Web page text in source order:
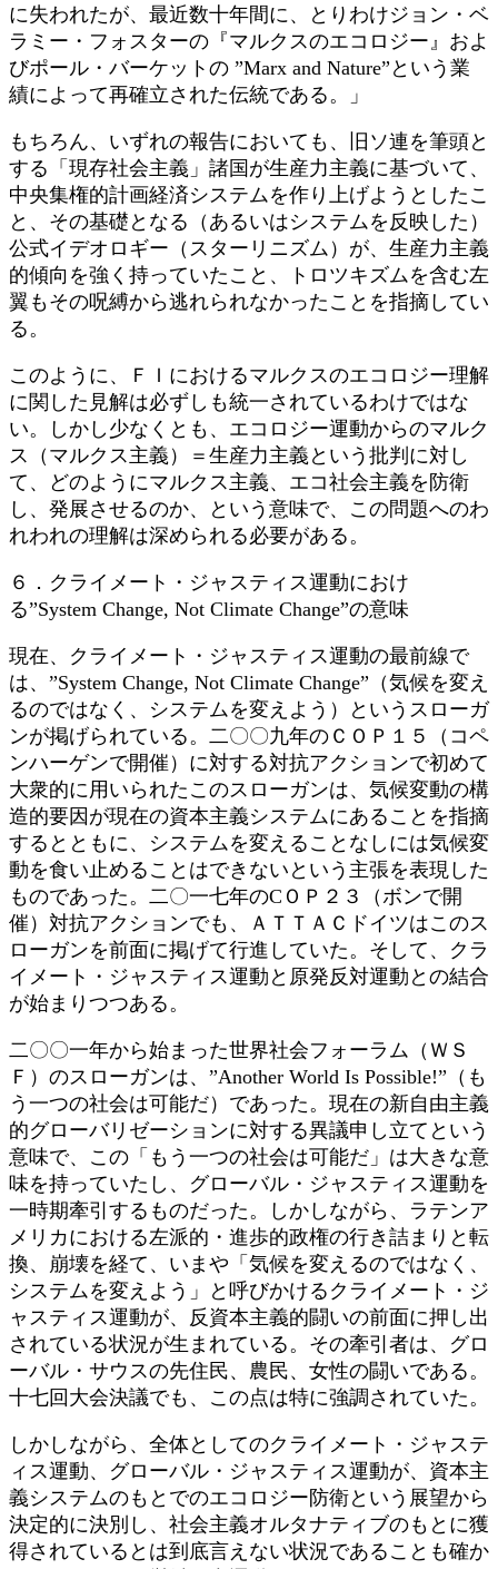
に失われたが、最近数十年間に、とりわけジョン・ベ
ラミー・フォスターの『マルクスのエコロジー』およ
びポール・バーケットの ”Marx and Nature”という業
績によって再確立された伝統である。」
もちろん、いずれの報告においても、旧ソ連を筆頭と
する「現存社会主義」諸国が生産力主義に基づいて、
中央集権的計画経済システムを作り上げようとしたこ
と、その基礎となる（あるいはシステムを反映した）
公式イデオロギー（スターリニズム）が、生産力主義
的傾向を強く持っていたこと、トロツキズムを含む左
翼もその呪縛から逃れられなかったことを指摘してい
る。
このように、ＦＩにおけるマルクスのエコロジー理解
に関した見解は必ずしも統一されているわけではな
い。しかし少なくとも、エコロジー運動からのマルク
ス（マルクス主義）＝生産力主義という批判に対し
て、どのようにマルクス主義、エコ社会主義を防衛
し、発展させるのか、という意味で、この問題へのわ
れわれの理解は深められる必要がある。
６．クライメート・ジャスティス運動におけ
る”System Change, Not Climate Change”の意味
現在、クライメート・ジャスティス運動の最前線で
は、”System Change, Not Climate Change”（気候を変え
るのではなく、システムを変えよう）というスローガ
ンが掲げられている。二〇〇九年のＣＯＰ１５（コペ
ンハーゲンで開催）に対する対抗アクションで初めて
大衆的に用いられたこのスローガンは、気候変動の構
造的要因が現在の資本主義システムにあることを指摘
するとともに、システムを変えることなしには気候変
動を食い止めることはできないという主張を表現した
ものであった。二〇一七年のCＯＰ２３（ボンで開
催）対抗アクションでも、ＡＴＴＡＣドイツはこのス
ローガンを前面に掲げて行進していた。そして、クラ
イメート・ジャスティス運動と原発反対運動との結合
が始まりつつある。
二〇〇一年から始まった世界社会フォーラム（ＷＳ
Ｆ）のスローガンは、”Another World Is Possible!”（も
う一つの社会は可能だ）であった。現在の新自由主義
的グローバリゼーションに対する異議申し立てという
意味で、この「もう一つの社会は可能だ」は大きな意
味を持っていたし、グローバル・ジャスティス運動を
一時期牽引するものだった。しかしながら、ラテンア
メリカにおける左派的・進歩的政権の行き詰まりと転
換、崩壊を経て、いまや「気候を変えるのではなく、
システムを変えよう」と呼びかけるクライメート・ジ
ャスティス運動が、反資本主義的闘いの前面に押し出
されている状況が生まれている。その牽引者は、グロ
ーバル・サウスの先住民、農民、女性の闘いである。
十七回大会決議でも、この点は特に強調されていた。
しかしながら、全体としてのクライメート・ジャステ
ィス運動、グローバル・ジャスティス運動が、資本主
義システムのもとでのエコロジー防衛という展望から
決定的に決別し、社会主義オルタナティブのもとに獲
得されているとは到底言えない状況であることも確か